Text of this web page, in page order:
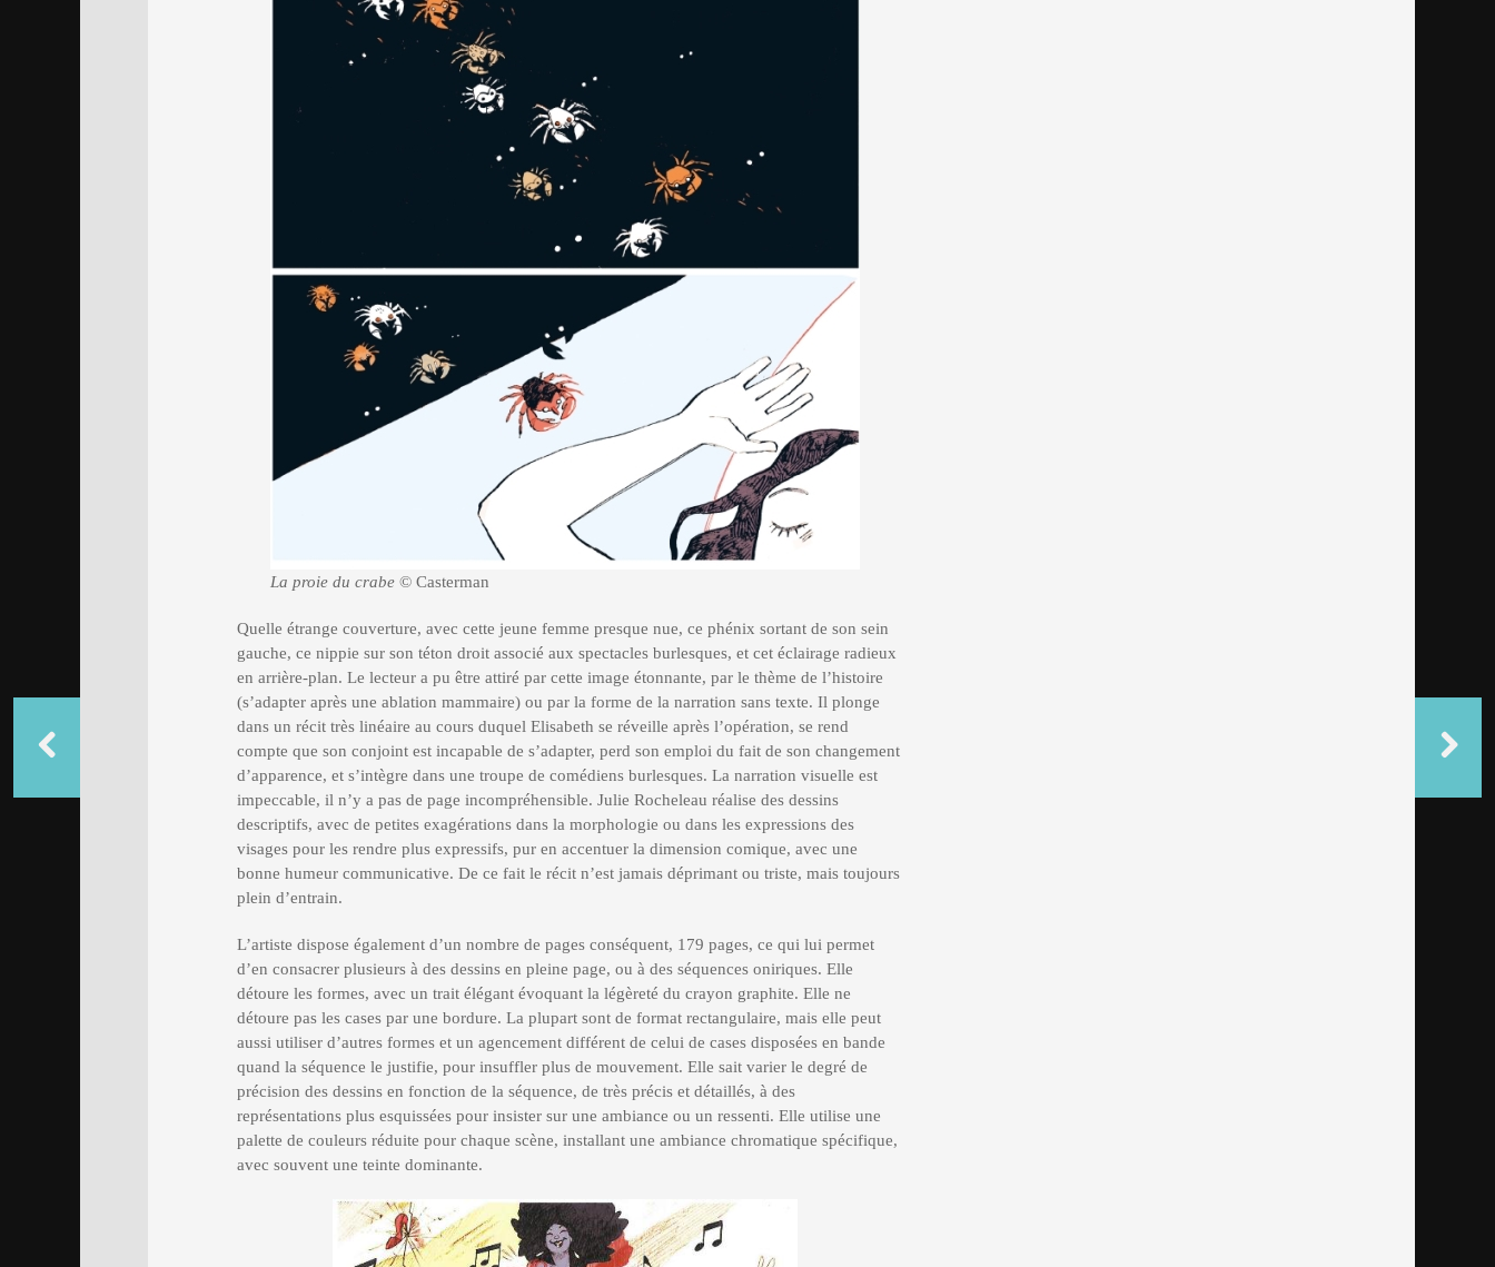
La proie du crabe© Casterman
Quelle étrange couverture, avec cette jeune femme presque nue, ce phénix sortant de son sein
gauche, ce nippie sur son téton droit associé aux spectacles burlesques, et cet éclairage radieux
en arrière-plan. Le lecteur a pu être attiré par cette image étonnante, par le thème de l’histoire
(s’adapter après une ablation mammaire) ou par la forme de la narration sans texte. Il plonge
dans un récit très linéaire au cours duquel Elisabeth se réveille après l’opération, se rend
compte que son conjoint est incapable de s’adapter, perd son emploi du fait de son changement
d’apparence, et s’intègre dans une troupe de comédiens burlesques. La narration visuelle est
impeccable, il n’y a pas de page incompréhensible. Julie Rocheleau réalise des dessins
descriptifs, avec de petites exagérations dans la morphologie ou dans les expressions des
visages pour les rendre plus expressifs, pur en accentuer la dimension comique, avec une
bonne humeur communicative. De ce fait le récit n’est jamais déprimant ou triste, mais toujours
plein d’entrain.
L’artiste dispose également d’un nombre de pages conséquent, 179 pages, ce qui lui permet
d’en consacrer plusieurs à des dessins en pleine page, ou à des séquences oniriques. Elle
détoure les formes, avec un trait élégant évoquant la légèreté du crayon graphite. Elle ne
détoure pas les cases par une bordure. La plupart sont de format rectangulaire, mais elle peut
aussi utiliser d’autres formes et un agencement différent de celui de cases disposées en bande
quand la séquence le justifie, pour insuffler plus de mouvement. Elle sait varier le degré de
précision des dessins en fonction de la séquence, de très précis et détaillés, à des
représentations plus esquissées pour insister sur une ambiance ou un ressenti. Elle utilise une
palette de couleurs réduite pour chaque scène, installant une ambiance chromatique spécifique,
avec souvent une teinte dominante.